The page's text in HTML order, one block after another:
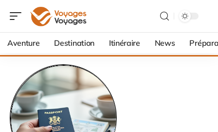
Aventure Destination Itinéraire News